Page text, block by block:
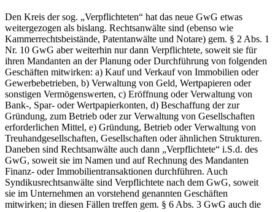
Den Kreis der sog. „Verpflichteten“ hat das neue GwG etwas
weitergezogen als bislang. Rechtsanwälte sind (ebenso wie
Kammerrechtsbeistände, Patentanwälte und Notare) gem. § 2 Abs. 1
Nr. 10 GwG aber weiterhin nur dann Verpflichtete, soweit sie für
ihren Mandanten an der Planung oder Durchführung von folgenden
Geschäften mitwirken: a) Kauf und Verkauf von Immobilien oder
Gewerbebetrieben, b) Verwaltung von Geld, Wertpapieren oder
sonstigen Vermögenswerten, c) Eröffnung oder Verwaltung von
Bank-, Spar- oder Wertpapierkonten, d) Beschaffung der zur
Gründung, zum Betrieb oder zur Verwaltung von Gesellschaften
erforderlichen Mittel, e) Gründung, Betrieb oder Verwaltung von
Treuhandgesellschaften, Gesellschaften oder ähnlichen Strukturen.
Daneben sind Rechtsanwälte auch dann „Verpflichtete“ i.S.d. des
GwG, soweit sie im Namen und auf Rechnung des Mandanten
Finanz- oder Immobilientransaktionen durchführen. Auch
Syndikusrechtsanwälte sind Verpflichtete nach dem GwG, soweit
sie im Unternehmen an vorstehend genannten Geschäften
mitwirken; in diesen Fällen treffen gem. § 6 Abs. 3 GwG auch die